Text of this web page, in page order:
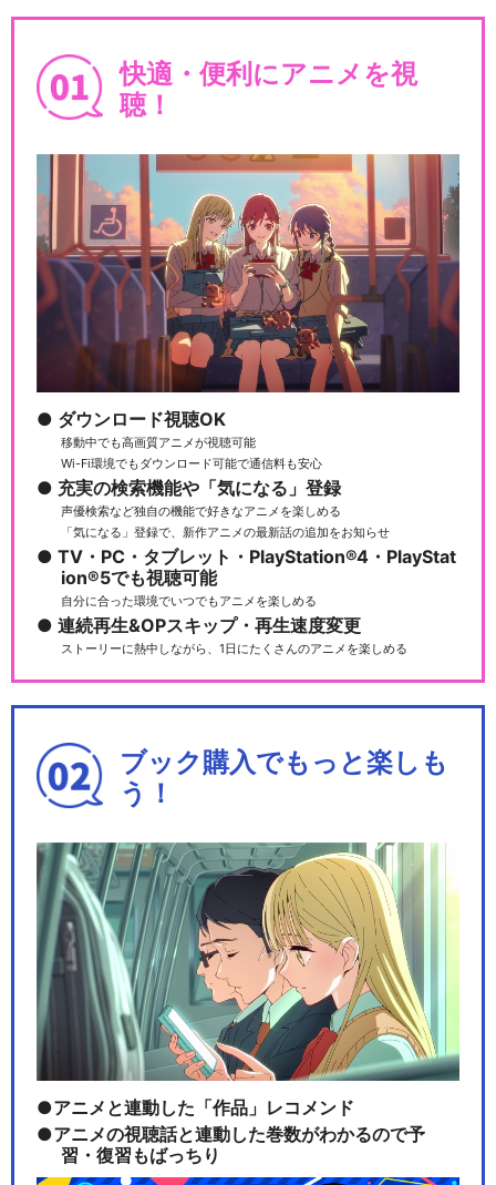
快適・便利にアニメを視
聴！
ダウンロード視聴OK
移動中でも高画質アニメが視聴可能
Wi-Fi環境でもダウンロード可能で通信料も安心
充実の検索機能や「気になる」登録
声優検索など独自の機能で好きなアニメを楽しめる
「気になる」登録で、新作アニメの最新話の追加をお知らせ
TV・PC・タブレット・PlayStation®4・PlayStat
ion®5でも視聴可能
自分に合った環境でいつでもアニメを楽しめる
連続再生&OPスキップ・再生速度変更
ストーリーに熱中しながら、1日にたくさんのアニメを楽しめる
ブック購入でもっと楽しも
う！
アニメと連動した「作品」レコメンド
アニメの視聴話と連動した巻数がわかるので予
習・復習もばっちり